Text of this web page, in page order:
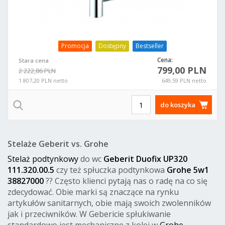
Promocja Dostępny Bestseller
Stara cena
2 222,86 PLN
1 807,20 PLN netto
Cena:
799,00 PLN
649,59 PLN netto
do koszyka
Stelaże Geberit vs. Grohe
Stelaż podtynkowydo wc Geberit Duofix UP320
111.320.00.5 czy też spłuczka podtynkowa Grohe 5w1
38827000?? Często klienci pytają nas o radę na co się
zdecydować. Obie marki są znaczące na rynku
artykułów sanitarnych, obie mają swoich zwolenników
jak i przeciwników. W Gebericie spłukiwanie